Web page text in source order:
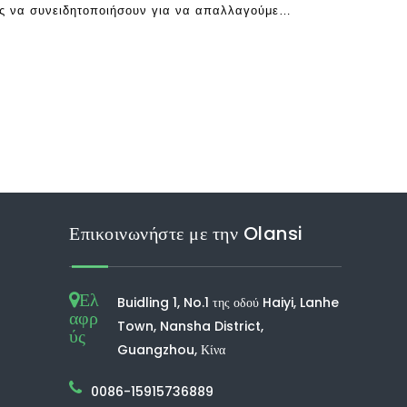
να συνειδητοποιήσουν για να απαλλαγούμε
οι ειδικοί προβλέπουν ότι 20
Επικοινωνήστε με την Olansi
Ελ
αφρ
ύς
Buidling 1, No.1 της οδού Haiyi, Lanhe
Town, Nansha District,
Guangzhou, Κίνα
0086-15915736889